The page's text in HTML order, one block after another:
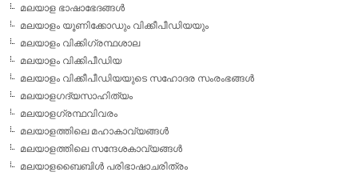
മലയാള ഭാഷാഭേദങ്ങള്‍
മലയാളം യൂണിക്കോഡും വിക്കീപീഡിയയും
മലയാളം വിക്കിഗ്രന്ഥശാല
മലയാളം വിക്കിപീഡിയ
മലയാളം വിക്കീപീഡിയയുടെ സഹോദര സംരംഭങ്ങള്‍
മലയാളഗദ്യസാഹിത്യം
മലയാളഗ്രന്ഥവിവരം
മലയാളത്തിലെ മഹാകാവ്യങ്ങള്‍
മലയാളത്തിലെ സന്ദേശകാവ്യങ്ങള്‍
മലയാളബൈബിള്‍ പരിഭാഷാചരിത്രം